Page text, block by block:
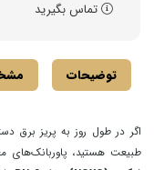
تماس بگیرید
توضیحات
اگر در طول روز به پریز برق
طبیعت هستید، پاوربانک‌های